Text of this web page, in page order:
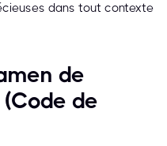
dans tout contexte
de
de